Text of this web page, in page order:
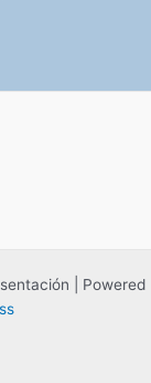
| Powered